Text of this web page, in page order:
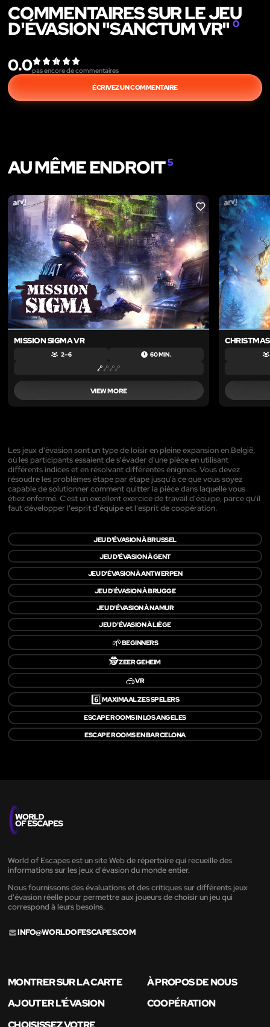
COMMENTAIRES SUR LE JEU
D'ÉVASION "SANCTUM VR"0
0.0pas encore de commentaires
ÉCRIVEZ UN COMMENTAIRE
AU MÊME ENDROIT5
LIKE
MISSION SIGMA VR
2 – 6 60 MIN.
VIEW MORE
Les jeux d'évasion sont un type de loisir en pleine expansion en België,
où les participants essaient de s'évader d'une pièce en utilisant
différents indices et en résolvant différentes énigmes. Vous devez
résoudre les problèmes étape par étape jusqu'à ce que vous soyez
capable de solutionner comment quitter la pièce dans laquelle vous
étiez enfermé. C'est un excellent exercice de travail d'équipe, parce qu'il
faut développer l'esprit d'équipe et l'esprit de coopération.
JEU D'ÉVASION À BRUSSEL
JEU D'ÉVASION À GENT
JEU D'ÉVASION À ANTWERPEN
JEU D'ÉVASION À BRUGGE
JEU D'ÉVASION À NAMUR
JEU D'ÉVASION À LIÈGE
🌱BEGINNERS
🕵️ZEER GEHEIM
🥽VR
6️⃣MAXIMAAL ZES SPELERS
ESCAPE ROOMS IN LOS ANGELES
ESCAPE ROOMS EN BARCELONA
World of Escapes est un site Web de répertoire qui recueille des
informations sur les jeux d'évasion du monde entier.
Nous fournissons des évaluations et des critiques sur différents jeux
d'évasion réelle pour permettre aux joueurs de choisir un jeu qui
correspond à leurs besoins.
INFO@WORLDOFESCAPES.COM
MONTRER SUR LA CARTE
À PROPOS DE NOUS
AJOUTER L'ÉVASION
COOPÉRATION